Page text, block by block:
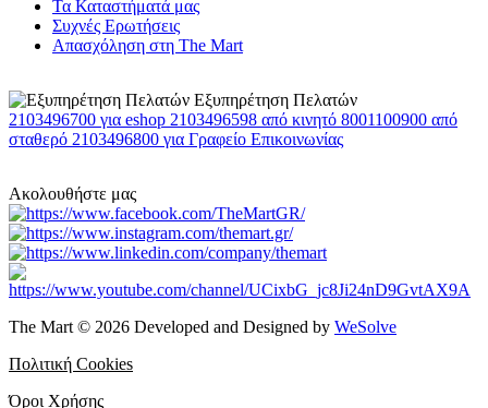
Τα Καταστήματά μας
Συχνές Ερωτήσεις
Απασχόληση στη The Mart
Εξυπηρέτηση Πελατών
2103496700 για eshop 2103496598 από κινητό 8001100900 από
σταθερό 2103496800 για Γραφείο Επικοινωνίας
Ακολουθήστε μας
The Mart © 2026 Developed and Designed by WeSolve
Πολιτική Cookies
Όροι Χρήσης